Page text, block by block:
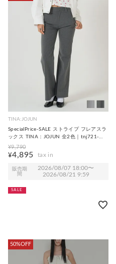
TINA:JOJUN
SpecialPrice-SALE ストライプ フレアスラ
ックス TINA：JOJUN 全2色｜tnj721-
1029【2】
¥9,790
¥4,895
販売期
間
2026/08/07 18:00〜
2026/08/21 9:59
SALE
50%OFF